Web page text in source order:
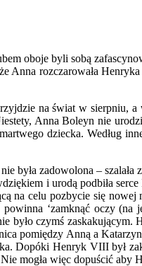
oboje byli sobą
rozczarowała
na świat w sierpniu, a
Anna Boleyn nie
dziecka. Według
była zadowolona –
i urodą podbiła
na celu pozbycie się
‘zamknąć oczy
było czymś
pomiędzy Anną a
Dopóki Henryk VIII był
mogła więc dopuścić aby